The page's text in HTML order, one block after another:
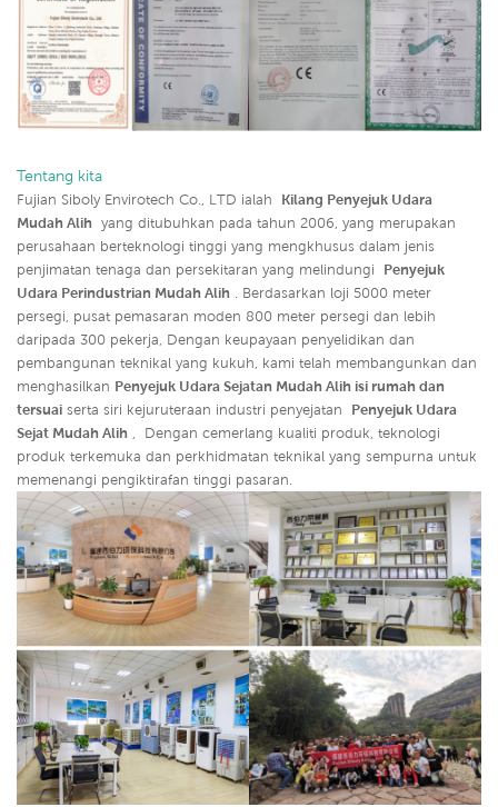
Tentang kita
Fujian Siboly Envirotech Co., LTD ialah Kilang Penyejuk Udara
Mudah Alih yang ditubuhkan pada tahun 2006, yang merupakan
perusahaan berteknologi tinggi yang mengkhusus dalam jenis
penjimatan tenaga dan persekitaran yang melindungi Penyejuk
Udara Perindustrian Mudah Alih . Berdasarkan loji 5000 meter
persegi, pusat pemasaran moden 800 meter persegi dan lebih
daripada 300 pekerja, Dengan keupayaan penyelidikan dan
pembangunan teknikal yang kukuh, kami telah membangunkan dan
menghasilkan Penyejuk Udara Sejatan Mudah Alih isi rumah dan
tersuai serta siri kejuruteraan industri penyejatan Penyejuk Udara
Sejat Mudah Alih
Dengan cemerlang kualiti produk, teknologi
produk terkemuka dan perkhidmatan teknikal yang sempurna untuk
memenangi pengiktirafan tinggi pasaran.